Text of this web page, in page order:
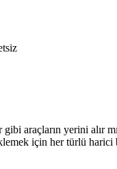
araçların yerini alır
için her türlü harici